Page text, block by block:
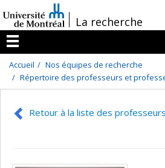
au
contenu
/La recherche
Menu
Accueil
Nos équipes de recherche
Répertoire des professeurs et
Retour à la liste des professeurs